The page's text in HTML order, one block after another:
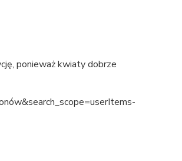
ponieważ kwiaty dobrze